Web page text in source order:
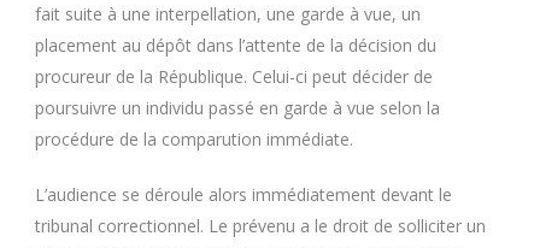
fait suite à une interpellation, une garde à vue, un
placement au dépôt dans l’attente de la décision du
procureur de la République. Celui-ci peut décider de
poursuivre un individu passé en garde à vue selon la
procédure de la comparution immédiate.
L’audience se déroule alors immédiatement devant le
tribunal correctionnel. Le prévenu a le droit de solliciter un